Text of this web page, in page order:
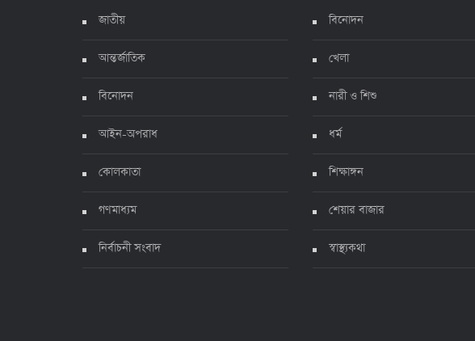
জাতীয়
আন্তর্জাতিক
বিনোদন
আইন-অপরাধ
কোলকাতা
গণমাধ্যম
নির্বাচনী সংবাদ
বিনোদন
খেলা
নারী ও শিশু
ধর্ম
শিক্ষাঙ্গন
শেয়ার বাজার
স্বাস্থ্যকথা